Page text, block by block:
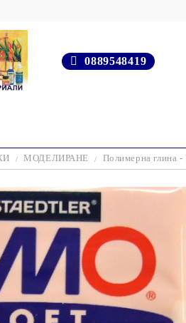
0889548419
МОДЕЛИРАНЕ Полимерна глина